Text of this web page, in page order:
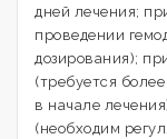
дней лечения;
проведении
дозирования);
(требуется
в начале
(необходим